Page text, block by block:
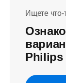
Ищете что-
Philips